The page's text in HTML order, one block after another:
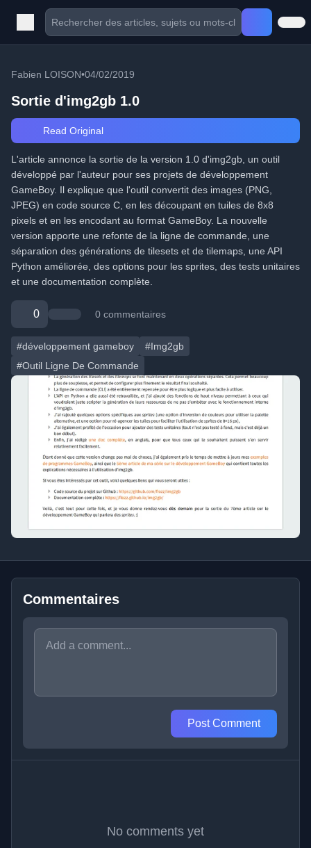
Fabien LOISON•04/02/2019
Sortie d'img2gb 1.0
Read Original
L'article annonce la sortie de la version 1.0 d'img2gb, un outil
développé par l'auteur pour ses projets de développement
GameBoy. Il explique que l'outil convertit des images (PNG,
JPEG) en code source C, en les découpant en tuiles de 8x8
pixels et en les encodant au format GameBoy. La nouvelle
version apporte une refonte de la ligne de commande, une
séparation des générations de tilesets et de tilemaps, une API
Python améliorée, des options pour les sprites, des tests unitaires
et une documentation complète.
0 0 commentaires
#développement gameboy
#Img2gb
#Outil Ligne De Commande
Commentaires
Post Comment
No comments yet